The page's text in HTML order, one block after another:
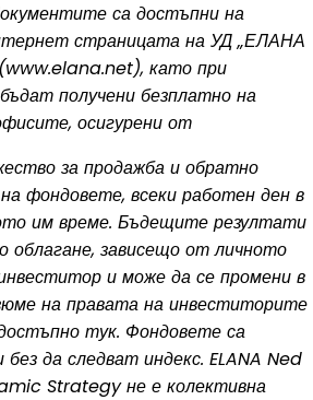
са достъпни на
страницата на УД „ЕЛАНА
като при
получени безплатно на
осигурени от
за продажба и обратно
фондовете, всеки работен ден в
им време. Бъдещите резултати
облагане, зависещо от личното
и може да се промени в
на правата на инвеститорите
тук. Фондовете са
без да следват индекс. ELANA Ned
Strategy не е колективна